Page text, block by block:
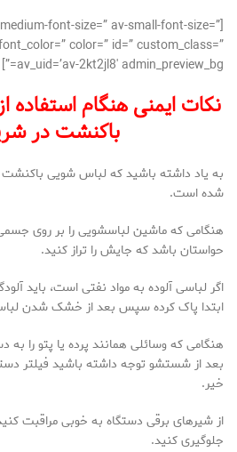
font-size=” av-small-font-size=”
color=” id=” custom_class=”
av_uid=’av-2kt2jl8′ admin_preview_bg=”]
نکات ایمنی هنگام استفاده
باکنشت در
به یاد داشته باشید که لباس شویی
شده است.
هنگامی که ماشین لباسشویی را بر روی
حواستان باشد که جایش را تراز کنید.
اگر لباسی آلوده به مواد نفتی است، باید
ابتدا پاک کرده سپس بعد از خشک شدن
هنگامی که وسائلی همانند پرده یا پتو را
بعد از شستشو توجه داشته باشید فیلتر
خیر.
از شیرهای برقی دستگاه به خوبی مراقبت
جلوگیری کنید.